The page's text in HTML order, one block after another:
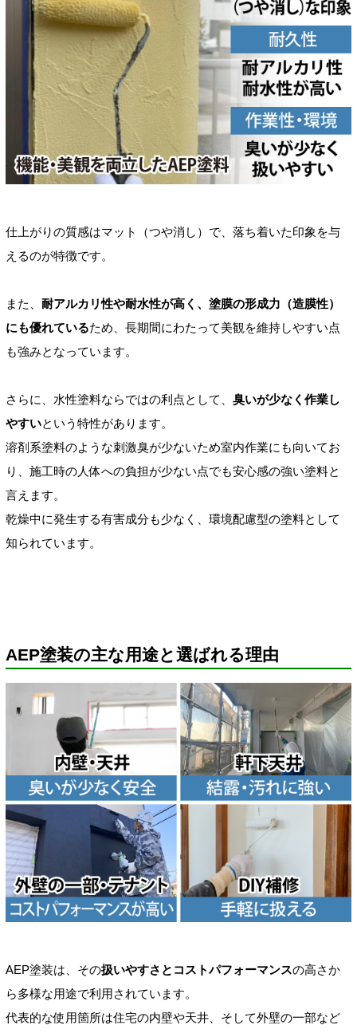
仕上がりの質感はマット（つや消し）で、落ち着いた印象を与
えるのが特徴です。
また、 耐アルカリ性や耐水性が高く、塗膜の形成力（造膜性）
にも優れているため、長期間にわたって美観を維持しやすい点
も強みとなっています。
さらに、水性塗料ならではの利点として、 臭いが少なく作業し
やすいという特性があります。
溶剤系塗料のような刺激臭が少ないため室内作業にも向いてお
り、施工時の人体への負担が少ない点でも安心感の強い塗料と
言えます。
乾燥中に発生する有害成分も少なく、環境配慮型の塗料として
知られています。
AEP塗装の主な用途と選ばれる理由
AEP塗装は、その扱いやすさとコストパフォーマンスの高さか
ら多様な用途で利用されています。
代表的な使用箇所は住宅の内壁や天井、そして外壁の一部など